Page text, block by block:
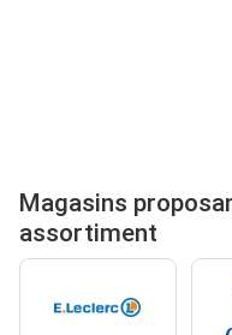
Magasins
assortiment